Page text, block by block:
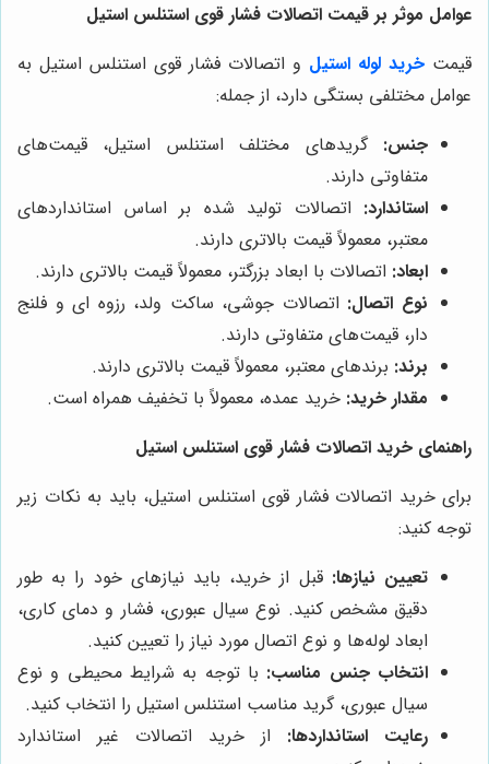
عوامل موثر بر قیمت اتصالات فشار قوی استنلس استیل
قیمت خرید لوله استیل و اتصالات فشار قوی استنلس استیل به
عوامل مختلفی بستگی دارد، از جمله:
جنس: گریدهای مختلف استنلس استیل، قیمت‌های
متفاوتی دارند.
استاندارد: اتصالات تولید شده بر اساس استانداردهای
معتبر، معمولاً قیمت بالاتری دارند.
ابعاد: اتصالات با ابعاد بزرگتر، معمولاً قیمت بالاتری دارند.
نوع اتصال: اتصالات جوشی، ساکت ولد، رزوه ای و فلنج
دار، قیمت‌های متفاوتی دارند.
برند: برندهای معتبر، معمولاً قیمت بالاتری دارند.
مقدار خرید: خرید عمده، معمولاً با تخفیف همراه است.
راهنمای خرید اتصالات فشار قوی استنلس استیل
برای خرید اتصالات فشار قوی استنلس استیل، باید به نکات زیر
توجه کنید:
تعیین نیازها: قبل از خرید، باید نیازهای خود را به طور
دقیق مشخص کنید. نوع سیال عبوری، فشار و دمای کاری،
ابعاد لوله‌ها و نوع اتصال مورد نیاز را تعیین کنید.
انتخاب جنس مناسب: با توجه به شرایط محیطی و نوع
سیال عبوری، گرید مناسب استنلس استیل را انتخاب کنید.
رعایت استانداردها: از خرید اتصالات غیر استاندارد